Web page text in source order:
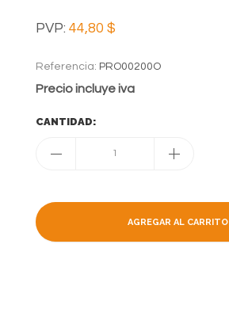
PVP: 44,80 $
Referencia: PRO00200O
Precio incluye iva
CANTIDAD:
1
AGREGAR AL CARRITO